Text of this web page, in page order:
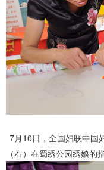
7月10日，全国妇联中国
（右）在蜀绣公园绣娘